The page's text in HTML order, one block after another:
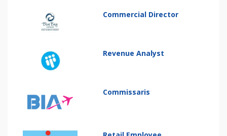
Commercial Director
Revenue Analyst
Commissaris